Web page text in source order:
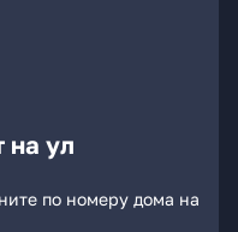
на ул
по номеру дома на